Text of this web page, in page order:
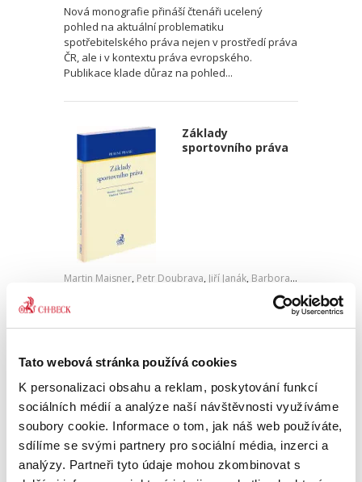
Tato webová stránka používá cookies
K personalizaci obsahu a reklam, poskytování funkcí
sociálních médií a analýze naší návštěvnosti využíváme
soubory cookie. Informace o tom, jak náš web používáte,
sdílíme se svými partnery pro sociální média, inzerci a
analýzy. Partneři tyto údaje mohou zkombinovat s
Nová monografie přináší čtenáři ucelený
pohled na aktuální problematiku
spotřebitelského práva nejen v prostředí práva
ČR, ale i v kontextu práva evropského.
Publikace klade důraz na pohled...
Základy
sportovního práva
Martin Maisner, Petr Doubrava, Jiří Janák, Barbora Vlachová,
390,00 Kč
aspekty sportovní činnosti (například
řešení sporů či postavení dítěte-sportovce).
Zároveň se zaměřuje na...
Insolvenční řízení. 2.